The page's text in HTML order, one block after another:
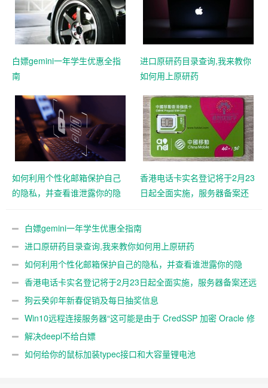
白嫖gemini一年学生优惠全指
南
进口原研药目录查询,我来教你
如何用上原研药
如何利用个性化邮箱保护自己
的隐私，并查看谁泄露你的隐
香港电话卡实名登记将于2月23
日起全面实施，服务器备案还
白嫖gemini一年学生优惠全指南
进口原研药目录查询,我来教你如何用上原研药
如何利用个性化邮箱保护自己的隐私，并查看谁泄露你的隐
私 香港电话卡实名登记将于2月23日起全面实施，服务器备案还远
吗？狗云癸卯年新春促销及每日抽奖信息
Win10远程连接服务器“这可能是由于 CredSSP 加密 Oracle 修
正”解决办法
解决deepl不给白嫖
如何给你的鼠标加装typec接口和大容量锂电池